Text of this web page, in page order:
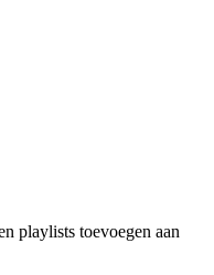
playlists toevoegen aan